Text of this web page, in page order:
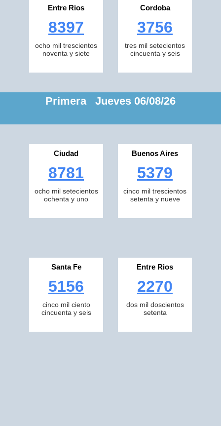
Entre Rios
8397
ocho mil trescientos
noventa y siete
Cordoba
3756
tres mil setecientos
cincuenta y seis
Primera Jueves 06/08/26
Ciudad
8781
ocho mil setecientos
ochenta y uno
Buenos Aires
5379
cinco mil trescientos
setenta y nueve
Santa Fe
5156
cinco mil ciento
cincuenta y seis
Entre Rios
2270
dos mil doscientos
setenta